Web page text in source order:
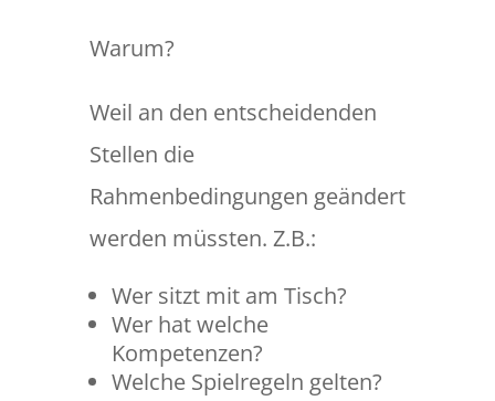
Warum?
Weil an den entscheidenden
Stellen die
Rahmenbedingungen geändert
werden müssten. Z.B.:
Wer sitzt mit am Tisch?
Wer hat welche
Kompetenzen?
Welche Spielregeln gelten?